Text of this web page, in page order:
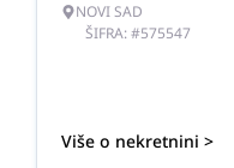
NOVI SAD
ŠIFRA: #575547
Više o nekretnini >